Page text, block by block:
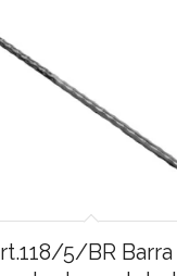
5/BR Barra